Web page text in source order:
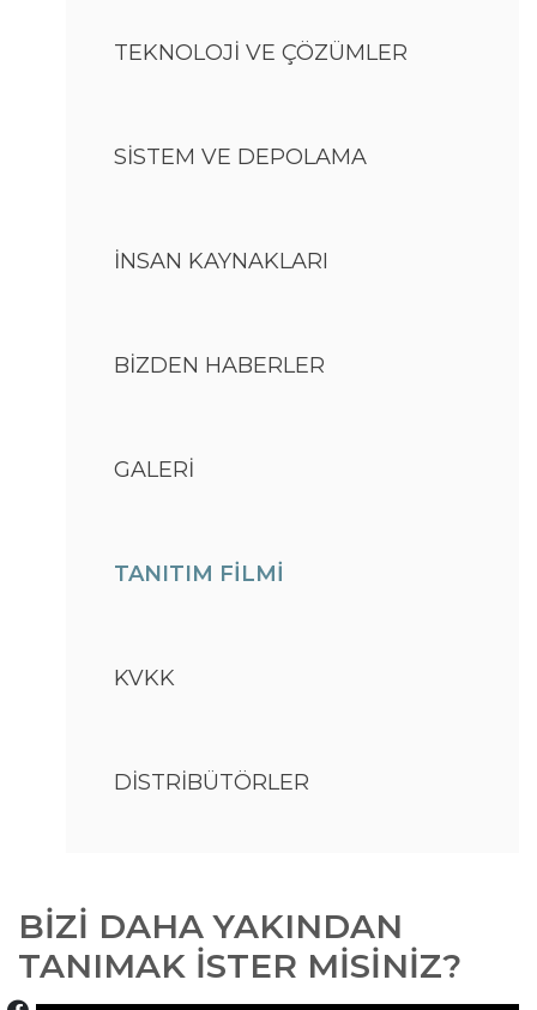
TEKNOLOJİ VE ÇÖZÜMLER
SİSTEM VE DEPOLAMA
İNSAN KAYNAKLARI
BİZDEN HABERLER
GALERİ
TANITIM FİLMİ
KVKK
DİSTRİBÜTÖRLER
BİZİ DAHA YAKINDAN
TANIMAK İSTER MİSİNİZ?